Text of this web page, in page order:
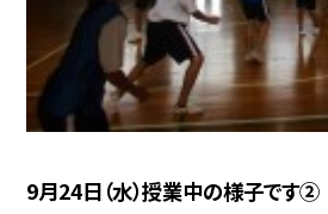
9月24日（水）授業中の様子です②